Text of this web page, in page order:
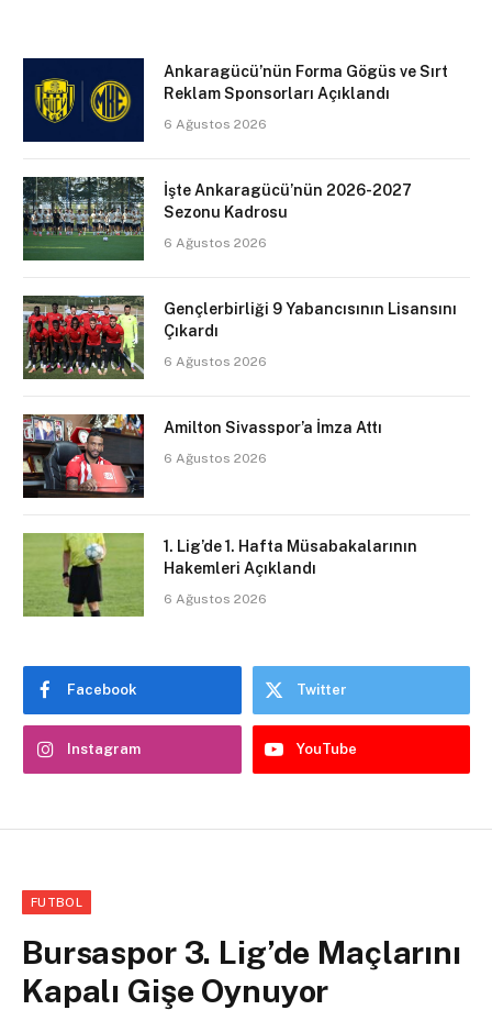
Ankaragücü’nün Forma Gögüs ve Sırt
Reklam Sponsorları Açıklandı
6 Ağustos 2026
İşte Ankaragücü’nün 2026-2027
Sezonu Kadrosu
6 Ağustos 2026
Gençlerbirliği 9 Yabancısının Lisansını
Çıkardı
6 Ağustos 2026
Amilton Sivasspor’a İmza Attı
6 Ağustos 2026
1. Lig’de 1. Hafta Müsabakalarının
Hakemleri Açıklandı
6 Ağustos 2026
Facebook Twitter
Instagram YouTube
FUTBOL
Bursaspor 3. Lig’de Maçlarını
Kapalı Gişe Oynuyor